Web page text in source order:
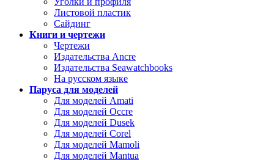
Листовой пластик
Сайдинг
Книги и чертежи
Чертежи
Издательства Ancre
Издательства Seawatchbooks
На русском языке
Паруса для моделей
Для моделей Amati
Для моделей Occre
Для моделей Dusek
Для моделей Corel
Для моделей Mamoli
Для моделей Mantua